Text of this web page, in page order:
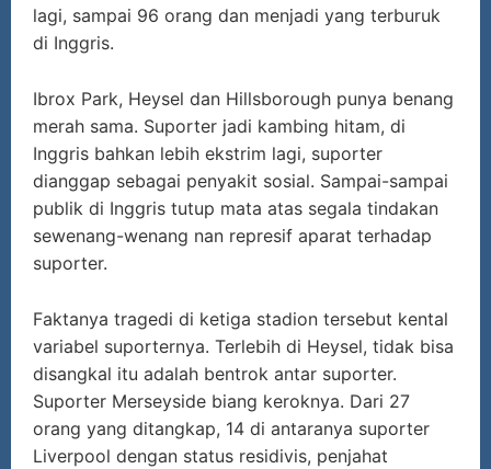
lagi, sampai 96 orang dan menjadi yang terburuk
di Inggris.
Ibrox Park, Heysel dan Hillsborough punya benang
merah sama. Suporter jadi kambing hitam, di
Inggris bahkan lebih ekstrim lagi, suporter
dianggap sebagai penyakit sosial. Sampai-sampai
publik di Inggris tutup mata atas segala tindakan
sewenang-wenang nan represif aparat terhadap
suporter.
Faktanya tragedi di ketiga stadion tersebut kental
variabel suporternya. Terlebih di Heysel, tidak bisa
disangkal itu adalah bentrok antar suporter.
Suporter Merseyside biang keroknya. Dari 27
orang yang ditangkap, 14 di antaranya suporter
Liverpool dengan status residivis, penjahat